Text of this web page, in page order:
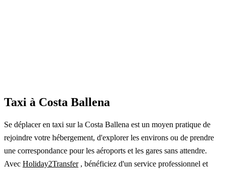
Taxi à Costa Ballena
Se déplacer en taxi sur la Costa Ballena est un moyen pratique de
rejoindre votre hébergement, d'explorer les environs ou de prendre
une correspondance pour les aéroports et les gares sans attendre.
Avec Holiday2Transfer, bénéficiez d'un service professionnel et